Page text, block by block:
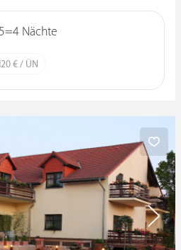
Nächte
€ / ÜN